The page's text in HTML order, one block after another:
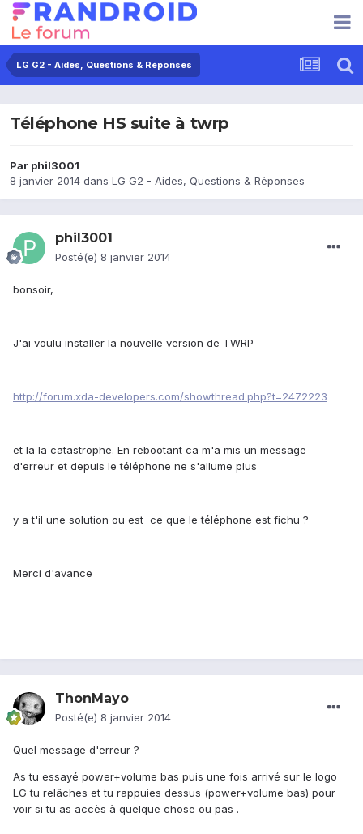
LG G2 - Aides, Questions & Réponses
Téléphone HS suite à twrp
Par phil3001
8 janvier 2014 dans LG G2 - Aides, Questions & Réponses
phil3001
Posté(e) 8 janvier 2014
bonsoir,
J'ai voulu installer la nouvelle version de TWRP
http://forum.xda-developers.com/showthread.php?t=2472223
et la la catastrophe. En rebootant ca m'a mis un message
d'erreur et depuis le téléphone ne s'allume plus
y a t'il une solution ou est ce que le téléphone est fichu ?
Merci d'avance
ThonMayo
Posté(e) 8 janvier 2014
Quel message d'erreur ?
As tu essayé power+volume bas puis une fois arrivé sur le logo
LG tu relâches et tu rappuies dessus (power+volume bas) pour
voir si tu as accès à quelque chose ou pas .